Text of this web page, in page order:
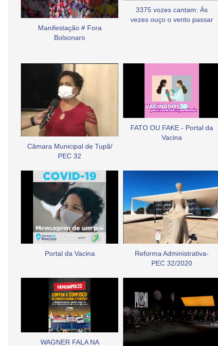
Manifestação # Fora
Bolsonaro
3375 vozes cantam: Às
vezes ouço o vento passar
Câmara Municipal de Tupã/
PEC 32
FATO OU FAKE - Portal da
Vacina
Portal da Vacina
Reforma Administrativa-
PEC 32/2020
WAGNER FALA NA